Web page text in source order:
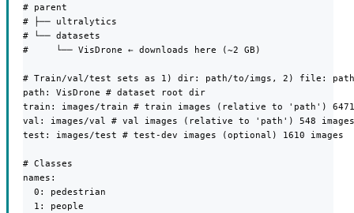
# parent
# ├── ultralytics
# └── datasets
#     └── VisDrone ← downloads here (~2 GB)
# Train/val/test sets as 1) dir: path/to/imgs, 2) file:
path: VisDrone # dataset root dir
train: images/train # train images (relative to 'path') 6471
val: images/val # val images (relative to 'path') 548 images
test: images/test # test-dev images (optional) 1610 images
# Classes
names:
  0: pedestrian
  1: people